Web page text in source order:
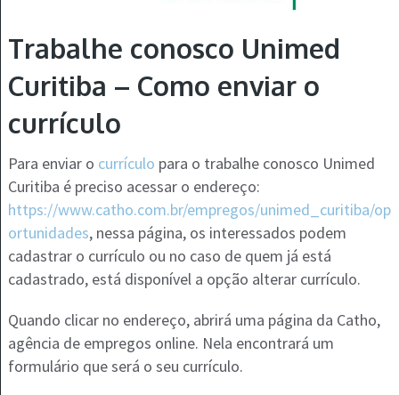
Trabalhe conosco Unimed
Curitiba – Como enviar o
currículo
Para enviar o currículo para o trabalhe conosco Unimed
Curitiba é preciso acessar o endereço:
https://www.catho.com.br/empregos/unimed_curitiba/op
ortunidades, nessa página, os interessados podem
cadastrar o currículo ou no caso de quem já está
cadastrado, está disponível a opção alterar currículo.
Quando clicar no endereço, abrirá uma página da Catho,
agência de empregos online. Nela encontrará um
formulário que será o seu currículo.